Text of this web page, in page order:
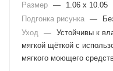
Размер —
1.06 x 10.05
Подгонка рисунка —
Уход — Устойчивы к
мягкой щёткой с
мягкого моющего